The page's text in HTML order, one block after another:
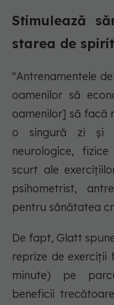
Stimulează
starea de spirit
"Antrenamentele
oamenilor să
oamenilor] să facă
o singură zi și
neurologice,
scurt ale
psihometrist,
pentru sănătatea
De fapt, Glatt
reprize de exerciții
minute) pe
beneficii